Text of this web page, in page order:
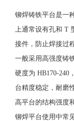
铆焊铸铁平台是一
上通常设有孔和 T
接件，防止焊接过
一般采用高强度铸
硬度为 HB170-240
台精度稳定，耐磨
高平台的结构强度
铆焊平台使用中常